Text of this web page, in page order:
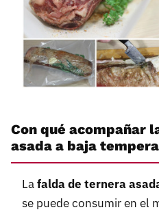
Con qué acompañar
asada a baja
Lafalda de ternera
se puede consumir en el